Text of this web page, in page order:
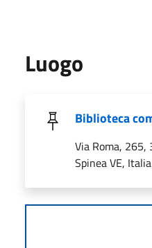
Luogo
Biblioteca
Via Roma, 265,
Spinea VE, Italia